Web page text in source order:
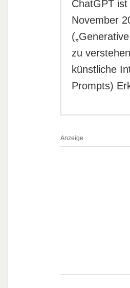
ChatGPT
November
zu
künstliche
Prompts)
Anzeige